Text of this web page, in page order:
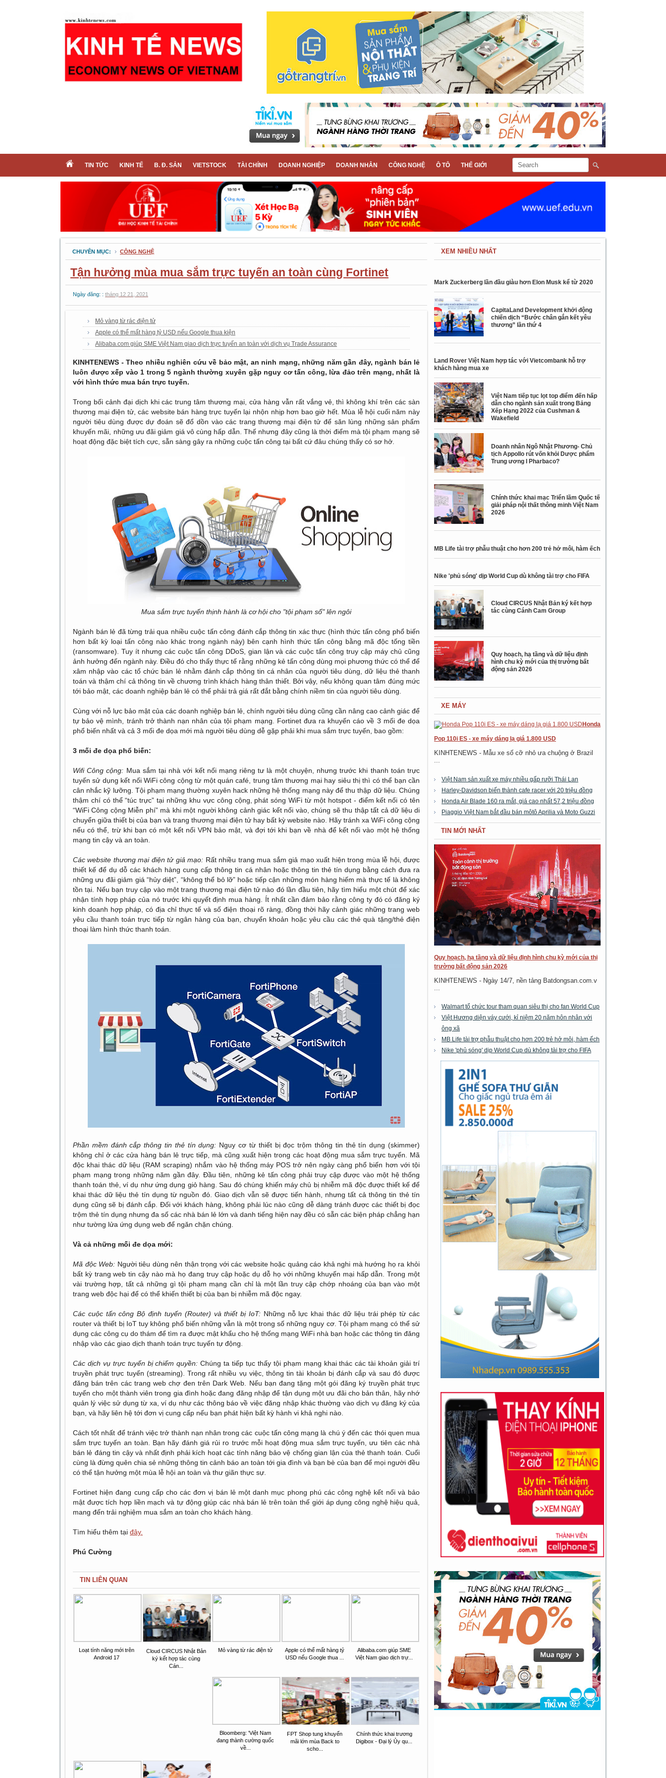
TIN TỨC KINH TẾ B. Đ. SẢN VIETSTOCK TÀI CHÍNH DOANH NGHIỆP DOANH NHÂN CÔNG NGHỆ Ô TÔ THẾ GIỚI
CHUYÊN MỤC: CÔNG NGHỆ
Tận hưởng mùa mua sắm trực tuyến an toàn cùng Fortinet
Ngày đăng: : tháng 12 21, 2021
Mỏ vàng từ rác điện tử
Apple có thể mất hàng tỷ USD nếu Google thua kiện
Alibaba.com giúp SME Việt Nam giao dịch trực tuyến an toàn với dịch vụ Trade Assurance
KINHTENEWS - Theo nhiều nghiên cứu về bảo mật, an ninh mạng, những năm gần đây, ngành bán lẻ
luôn được xếp vào 1 trong 5 ngành thường xuyên gặp nguy cơ tấn công, lừa đảo trên mạng, nhất là
với hình thức mua bán trực tuyến.
Trong bối cảnh đại dịch khi các trung tâm thương mại, cửa hàng vẫn rất vắng vẻ, thì không khí trên các sàn
thương mại điện tử, các website bán hàng trực tuyến lại nhộn nhịp hơn bao giờ hết. Mùa lễ hội cuối năm này
người tiêu dùng được dự đoán sẽ đổ dồn vào các trang thương mại điện tử để săn lùng những sản phẩm
khuyến mãi, những ưu đãi giảm giá vô cùng hấp dẫn. Thế nhưng đây cũng là thời điểm mà tội phạm mạng sẽ
hoạt động đặc biệt tích cực, sẵn sàng gây ra những cuộc tấn công tại bất cứ đâu chúng thấy có sơ hở.
Mua sắm trực tuyến thịnh hành là cơ hội cho "tội phạm số" lên ngôi
Ngành bán lẻ đã từng trải qua nhiều cuộc tấn công đánh cắp thông tin xác thực (hình thức tấn công phổ biến
hơn bất kỳ loại tấn công nào khác trong ngành này) bên cạnh hình thức tấn công bằng mã độc tống tiền
(ransomware). Tuy ít nhưng các cuộc tấn công DDoS, gian lận và các cuộc tấn công truy cập máy chủ cũng
ảnh hưởng đến ngành này. Điều đó cho thấy thực tế rằng những kẻ tấn công dùng mọi phương thức có thể để
xâm nhập vào các tổ chức bán lẻ nhằm đánh cắp thông tin cá nhân của người tiêu dùng, dữ liệu thẻ thanh
toán và thậm chí cả thông tin về chương trình khách hàng thân thiết. Bởi vậy, nếu không quan tâm đúng mức
tới bảo mật, các doanh nghiệp bán lẻ có thể phải trả giá rất đắt bằng chính niềm tin của người tiêu dùng.
Cùng với nỗ lực bảo mật của các doanh nghiệp bán lẻ, chính người tiêu dùng cũng cần nâng cao cảnh giác để
tự bảo vệ mình, tránh trở thành nạn nhân của tội phạm mạng. Fortinet đưa ra khuyến cáo về 3 mối đe dọa
phổ biến nhất và cả 3 mối đe dọa mới mà người tiêu dùng dễ gặp phải khi mua sắm trực tuyến, bao gồm:
3 mối đe dọa phổ biến:
Wifi Công cộng: Mua sắm tại nhà với kết nối mạng riêng tư là một chuyện, nhưng trước khi thanh toán trực
tuyến sử dụng kết nối WiFi công cộng từ một quán café, trung tâm thương mại hay siêu thị thì có thể bạn cần
cân nhắc kỹ lưỡng. Tội phạm mạng thường xuyên hack những hệ thống mạng này để thu thập dữ liệu. Chúng
thậm chí có thể “túc trực” tại những khu vực công cộng, phát sóng WiFi từ một hotspot - điểm kết nối có tên
“WiFi Công cộng Miễn phí” mà khi một người không cảnh giác kết nối vào, chúng sẽ thu thập tất cả dữ liệu di
chuyển giữa thiết bị của bạn và trang thương mại điện tử hay bất kỳ website nào. Hãy tránh xa WiFi công cộng
nếu có thể, trừ khi bạn có một kết nối VPN bảo mật, và đợi tới khi bạn về nhà để kết nối vào một hệ thống
mạng tin cậy và an toàn.
Các website thương mại điện tử giả mạo: Rất nhiều trang mua sắm giả mạo xuất hiện trong mùa lễ hội, được
thiết kế để dụ dỗ các khách hàng cung cấp thông tin cá nhân hoặc thông tin thẻ tín dụng bằng cách đưa ra
những ưu đãi giảm giá “hủy diệt”, “không thể bỏ lỡ” hoặc tiếp cận những món hàng hiếm mà thực tế là không
tồn tại. Nếu bạn truy cập vào một trang thương mại điện tử nào đó lần đầu tiên, hãy tìm hiểu một chút để xác
nhận tính hợp pháp của nó trước khi quyết định mua hàng. Ít nhất cần đảm bảo rằng công ty đó có đăng ký
kinh doanh hợp pháp, có địa chỉ thực tế và số điện thoại rõ ràng, đồng thời hãy cảnh giác những trang web
yêu cầu thanh toán trực tiếp từ ngân hàng của bạn, chuyển khoản hoặc yêu cầu các thẻ quà tặng/thẻ điện
thoại làm hình thức thanh toán.
Phần mềm đánh cắp thông tin thẻ tín dụng: Nguy cơ từ thiết bị đọc trộm thông tin thẻ tín dụng (skimmer)
không chỉ ở các cửa hàng bán lẻ trực tiếp, mà cũng xuất hiện trong các hoạt động mua sắm trực tuyến. Mã
độc khai thác dữ liệu (RAM scraping) nhắm vào hệ thống máy POS trở nên ngày càng phổ biến hơn với tội
phạm mạng trong những năm gần đây. Đầu tiên, những kẻ tấn công phải truy cập được vào một hệ thống
thanh toán thẻ, ví dụ như ứng dụng giỏ hàng. Sau đó chúng khiến máy chủ bị nhiễm mã độc được thiết kế để
khai thác dữ liệu thẻ tín dụng từ nguồn đó. Giao dịch vẫn sẽ được tiến hành, nhưng tất cả thông tin thẻ tín
dụng cũng sẽ bị đánh cắp. Đối với khách hàng, không phải lúc nào cũng dễ dàng tránh được các thiết bị đọc
trộm thẻ tín dụng nhưng đa số các nhà bán lẻ lớn và danh tiếng hiện nay đều có sẵn các biện pháp chẳng hạn
như tường lửa ứng dụng web để ngăn chặn chúng.
Và cả những mối đe dọa mới:
Mã độc Web: Người tiêu dùng nên thận trọng với các website hoặc quảng cáo khả nghi mà hướng họ ra khỏi
bất kỳ trang web tin cậy nào mà họ đang truy cập hoặc dụ dỗ họ với những khuyến mại hấp dẫn. Trong một
vài trường hợp, tất cả những gì tội phạm mạng cần chỉ là một lần truy cập chớp nhoáng của bạn vào một
trang web độc hại để có thể khiến thiết bị của bạn bị nhiễm mã độc ngay.
Các cuộc tấn công Bộ định tuyến (Router) và thiết bị IoT: Những nỗ lực khai thác dữ liệu trái phép từ các
router và thiết bị IoT tuy không phổ biến những vẫn là một trong số những nguy cơ. Tội phạm mạng có thể sử
dụng các công cụ do thám để tìm ra được mật khẩu cho hệ thống mạng WiFi nhà bạn hoặc các thông tin đăng
nhập vào các giao dịch thanh toán trực tuyến tự động.
Các dịch vụ trực tuyến bị chiếm quyền: Chúng ta tiếp tục thấy tội phạm mạng khai thác các tài khoản giải trí
truyền phát trực tuyến (streaming). Trong rất nhiều vụ việc, thông tin tài khoản bị đánh cắp và sau đó được
đăng bán trên các trang web chợ đen trên Dark Web. Nếu bạn đang tặng một gói đăng ký truyền phát trực
tuyến cho một thành viên trong gia đình hoặc đang đăng nhập để tận dụng một ưu đãi cho bản thân, hãy nhớ
quản lý việc sử dụng từ xa, ví dụ như các thông báo về việc đăng nhập khác thường vào dịch vụ đăng ký của
bạn, và hãy liên hệ tới đơn vị cung cấp nếu bạn phát hiện bất kỳ hành vi khả nghi nào.
Cách tốt nhất để tránh việc trở thành nạn nhân trong các cuộc tấn công mạng là chú ý đến các thói quen mua
sắm trực tuyến an toàn. Bạn hãy đánh giá rủi ro trước mỗi hoạt động mua sắm trực tuyến, ưu tiên các nhà
bán lẻ đáng tin cậy và nhất định phải kích hoạt các tính năng bảo vệ chống gian lận của thẻ thanh toán. Cuối
cùng là đừng quên chia sẻ những thông tin cảnh báo an toàn tới gia đình và bạn bè của bạn để mọi người đều
có thể tận hưởng một mùa lễ hội an toàn và thư giãn thực sự.
Fortinet hiện đang cung cấp cho các đơn vị bán lẻ một danh mục phong phú các công nghệ kết nối và bảo
mật được tích hợp liền mạch và tự động giúp các nhà bán lẻ trên toàn thế giới áp dụng công nghệ hiệu quả,
mang đến trải nghiệm mua sắm an toàn cho khách hàng.
Tìm hiểu thêm tại đây.
Phú Cường
TIN LIÊN QUAN
Loạt tính năng mới trên
Android 17
Cloud CIRCUS Nhật Bản
ký kết hợp tác cùng
Cán...
Mỏ vàng từ rác điện tử
Apple có thể mất hàng tỷ
USD nếu Google thua ...
Alibaba.com giúp SME
Việt Nam giao dịch trự...
Bloomberg: 'Việt Nam
đang thành cường quốc
về...
FPT Shop tung khuyến
mãi lớn mùa Back to
scho...
Chính thức khai trương
Digibox - Đại lý Ủy qu...
XEM NHIỀU NHẤT
Mark Zuckerberg lần đầu giàu hơn Elon Musk kể từ 2020
CapitaLand Development khởi động
chiến dịch “Bước chân gắn kết yêu
thương” lần thứ 4
Land Rover Việt Nam hợp tác với Vietcombank hỗ trợ
khách hàng mua xe
Việt Nam tiếp tục lọt top điểm đến hấp
dẫn cho ngành sản xuất trong Bảng
Xếp Hạng 2022 của Cushman &
Wakefield
Doanh nhân Ngô Nhật Phương- Chủ
tịch Appollo rút vốn khỏi Dược phẩm
Trung ương I Pharbaco?
Chính thức khai mạc Triển lãm Quốc tế
giải pháp nội thất thông minh Việt Nam
2026
MB Life tài trợ phẫu thuật cho hơn 200 trẻ hở môi, hàm ếch
Nike 'phủ sóng' dịp World Cup dù không tài trợ cho FIFA
Cloud CIRCUS Nhật Bản ký kết hợp
tác cùng Cánh Cam Group
Quy hoạch, hạ tầng và dữ liệu định
hình chu kỳ mới của thị trường bất
động sản 2026
XE MÁY
Honda
Pop 110i ES - xe máy dáng lạ giá 1.800 USD
KINHTENEWS - Mẫu xe số cỡ nhỏ ưa chuộng ở Brazil
...
Việt Nam sản xuất xe máy nhiều gấp rưỡi Thái Lan
Harley-Davidson biến thành cafe racer với 20 triệu đồng
Honda Air Blade 160 ra mắt, giá cao nhất 57,2 triệu đồng
Piaggio Việt Nam bắt đầu bán môtô Aprilia và Moto Guzzi
TIN MỚI NHẤT
Quy hoạch, hạ tầng và dữ liệu định hình chu kỳ mới của thị
trường bất động sản 2026
KINHTENEWS - Ngày 14/7, nền tảng Batdongsan.com.v
Walmart tổ chức tour tham quan siêu thị cho fan World Cup
Việt Hương diện váy cưới, kỉ niệm 20 năm hôn nhân với
ông xã
MB Life tài trợ phẫu thuật cho hơn 200 trẻ hở môi, hàm ếch
Nike 'phủ sóng' dịp World Cup dù không tài trợ cho FIFA